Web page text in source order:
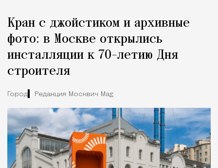
Кран с джойстиком и архивные
фото: в Москве открылись
инсталляции к 70-летию Дня
строителя
Город Редакция Москвич Mag